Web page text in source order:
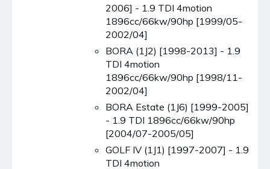
2006] - 1.9 TDI 4motion
1896cc/66kw/90hp [1999/05-
2002/04]
BORA (1J2) [1998-2013] - 1.9
TDI 4motion
1896cc/66kw/90hp [1998/11-
2002/04]
BORA Estate (1J6) [1999-2005]
- 1.9 TDI 1896cc/66kw/90hp
[2004/07-2005/05]
GOLF IV (1J1) [1997-2007] - 1.9
TDI 4motion